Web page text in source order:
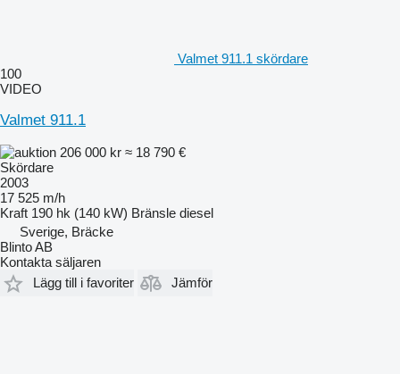
Valmet 911.1 skördare
100
VIDEO
Valmet 911.1
206 000 kr ≈ 18 790 €
Skördare
2003
17 525 m/h
Kraft 190 hk (140 kW) Bränsle diesel
Sverige, Bräcke
Blinto AB
Kontakta säljaren
Lägg till i favoriter
Jämför